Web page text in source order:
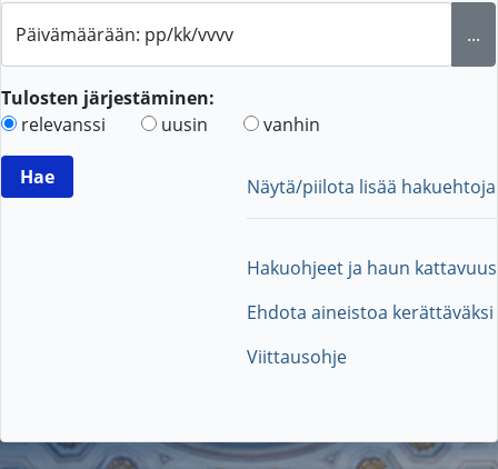
Päivämäärään: pp/kk/vvvv ...
Tulosten järjestäminen:
relevanssi
uusin vanhin
Näytä/piilota lisää hakuehtoja
Hakuohjeet ja haun kattavuus
Ehdota aineistoa kerättäväksi
Viittausohje